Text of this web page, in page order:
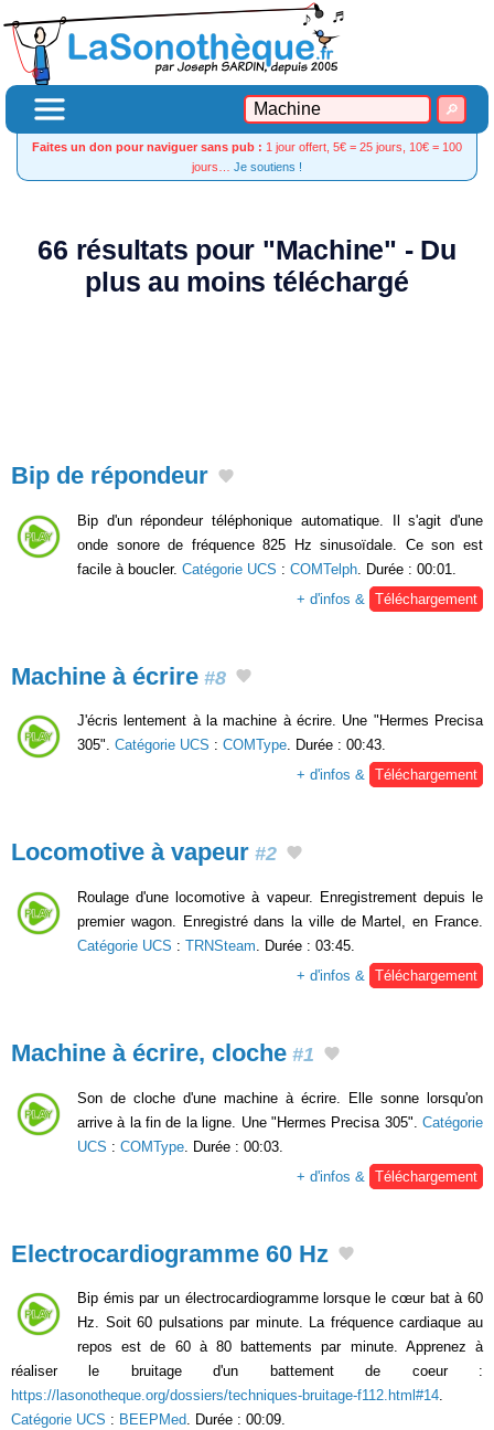
Faites un don pour naviguer sans pub : 1 jour offert, 5€ = 25 jours, 10€ = 100
jours… Je soutiens !
66 résultats pour "Machine" - Du
plus au moins téléchargé
Bip de répondeur
Bip d'un répondeur téléphonique automatique. Il s'agit d'une
onde sonore de fréquence 825 Hz sinusoïdale. Ce son est
facile à boucler. Catégorie UCS : COMTelph . Durée : 00:01.
+ d'infos &
Téléchargement
Machine à écrire #8
J'écris lentement à la machine à écrire. Une "Hermes Precisa
305". Catégorie UCS : COMType. Durée : 00:43.
+ d'infos & Téléchargement
Locomotive à vapeur #2
Roulage d'une locomotive à vapeur. Enregistrement depuis le
premier wagon. Enregistré dans la ville de Martel, en France.
Catégorie UCS : TRNSteam . Durée : 03:45.
+ d'infos &
Téléchargement
Machine à écrire, cloche #1
Son de cloche d'une machine à écrire. Elle sonne lorsqu'on
arrive à la fin de la ligne. Une "Hermes Precisa 305". Catégorie
UCS : COMType . Durée : 00:03.
+ d'infos &
Téléchargement
Electrocardiogramme 60 Hz
Bip émis par un électrocardiogramme lorsque le cœur bat à 60
Hz. Soit 60 pulsations par minute. La fréquence cardiaque au
repos est de 60 à 80 battements par minute. Apprenez à
réaliser le bruitage d'un battement de coeur :
https://lasonotheque.org/dossiers/techniques-bruitage-f112.html#14.
Catégorie UCS : BEEPMed. Durée : 00:09.